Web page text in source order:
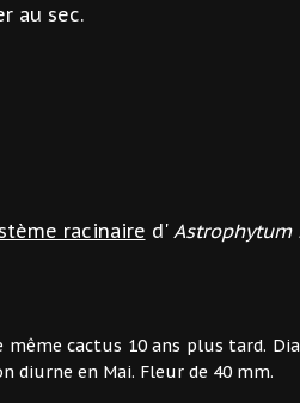
au sec.
racinaire d' Astrophytum
même cactus 10 ans plus tard.
diurne en Mai. Fleur de 40 mm.